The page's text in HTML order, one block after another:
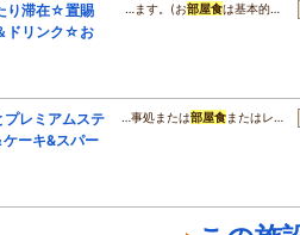
り滞在☆置賜
ドリンク☆お
…ます。(お部屋食は基本的…
プレミアムステ
ーキ&スパー
…事処または部屋食またはレ…